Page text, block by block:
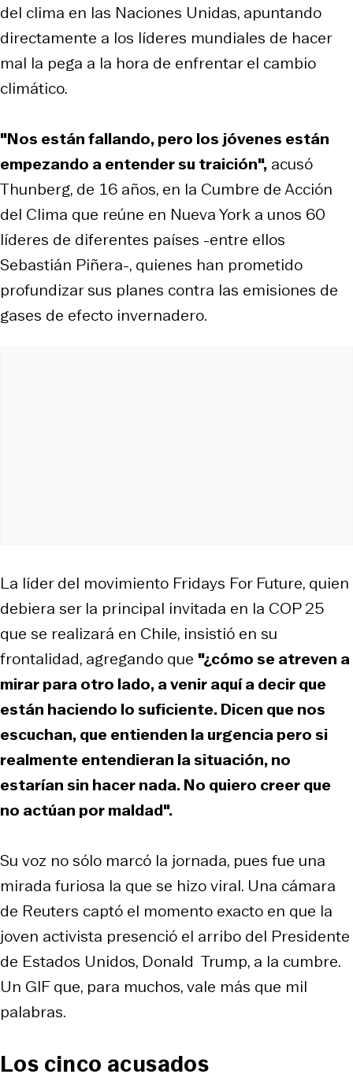
del clima en las Naciones Unidas, apuntando
directamente a los líderes mundiales de hacer
mal la pega a la hora de enfrentar el cambio
climático.
"Nos están fallando, pero los jóvenes están
empezando a entender su traición", acusó
Thunberg, de 16 años, en la Cumbre de Acción
del Clima que reúne en Nueva York a unos 60
líderes de diferentes países -entre ellos
Sebastián Piñera-, quienes han prometido
profundizar sus planes contra las emisiones de
gases de efecto invernadero.
La líder del movimiento Fridays For Future, quien
debiera ser la principal invitada en la COP 25
que se realizará en Chile, insistió en su
frontalidad, agregando que "¿cómo se atreven a
mirar para otro lado, a venir aquí a decir que
están haciendo lo suficiente. Dicen que nos
escuchan, que entienden la urgencia pero si
realmente entendieran la situación, no
estarían sin hacer nada. No quiero creer que
no actúan por maldad".
Su voz no sólo marcó la jornada, pues fue una
mirada furiosa la que se hizo viral. Una cámara
de Reuters captó el momento exacto en que la
joven activista presenció el arribo del Presidente
de Estados Unidos, Donald Trump, a la cumbre.
Un GIF que, para muchos, vale más que mil
palabras.
Los cinco acusados